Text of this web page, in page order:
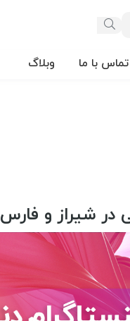
تماس با ما وبلاگ
در شیراز و فارس